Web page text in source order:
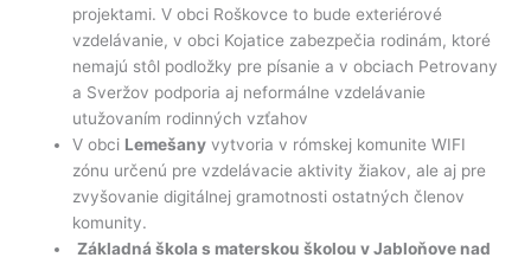
projektami. V obci Roškovce to bude exteriérové
vzdelávanie, v obci Kojatice zabezpečia rodinám, ktoré
nemajú stôl podložky pre písanie a v obciach Petrovany
a Sveržov podporia aj neformálne vzdelávanie
utužovaním rodinných vzťahov
V obci Lemešany vytvoria v rómskej komunite WIFI
zónu určenú pre vzdelávacie aktivity žiakov, ale aj pre
zvyšovanie digitálnej gramotnosti ostatných členov
komunity.
Základná škola s materskou školou v Jabloňove nad